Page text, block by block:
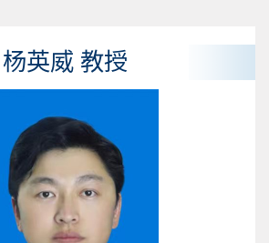
杨英威 教授